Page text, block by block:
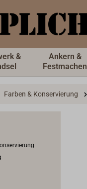
&
Ankern &
Festmachen
Farben & Konservierung